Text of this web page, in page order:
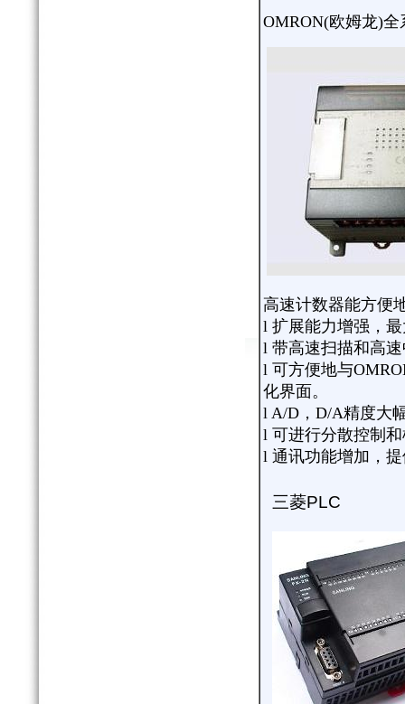
OMRON(欧姆龙)全
高速计数器能方便
l 扩展能力增强，
l 带高速扫描和高
l 可方便地与
化界面。
l A/D，D/A精度大
l 可进行分散控制
l 通讯功能增加，提
三菱PLC